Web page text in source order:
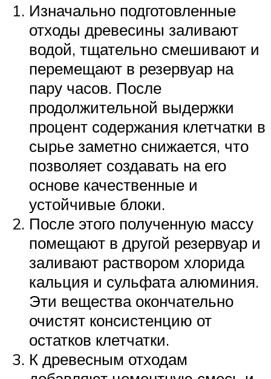
Изначально подготовленные
отходы древесины заливают
водой, тщательно смешивают и
перемещают в резервуар на
пару часов. После
продолжительной выдержки
процент содержания клетчатки в
сырье заметно снижается, что
позволяет создавать на его
основе качественные и
устойчивые блоки.
После этого полученную массу
помещают в другой резервуар и
заливают раствором хлорида
кальция и сульфата алюминия.
Эти вещества окончательно
очистят консистенцию от
остатков клетчатки.
К древесным отходам